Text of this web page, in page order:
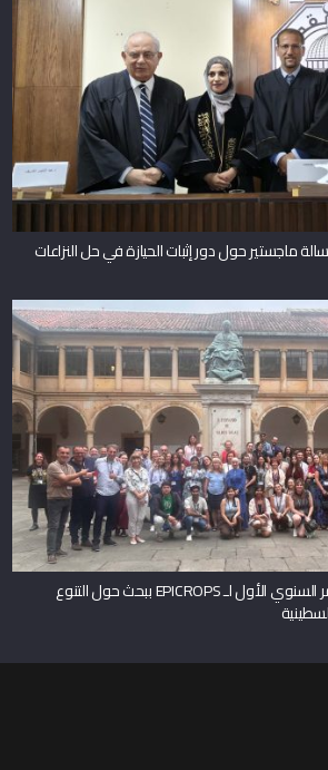
ماجستير حول دور إثبات الحيازة في حل النزاعات
د. إباء فراح تشارك في المؤتمر السنوي الأول لـ EPICROPS ببحث حول التنوع